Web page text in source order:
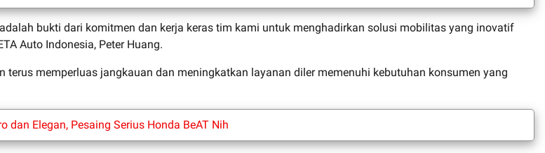
bukti dari komitmen dan kerja keras tim kami untuk menghadirkan solusi mobilitas yang inovatif
Auto Indonesia, Peter Huang.
memperluas jangkauan dan meningkatkan layanan diler memenuhi kebutuhan konsumen yang
dan Elegan, Pesaing Serius Honda BeAT Nih